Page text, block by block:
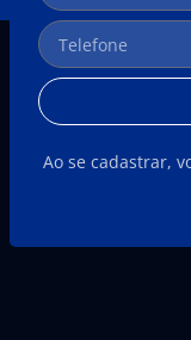
Ao se cadastrar,